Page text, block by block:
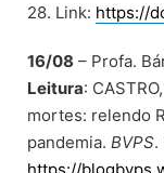
28. Link: https://
16/08 – Profa.
Leitura:
mortes: relendo
pandemia. BVPS.